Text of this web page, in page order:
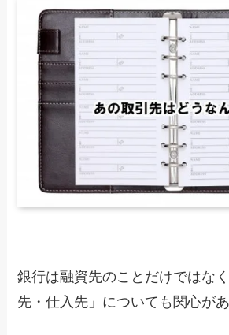
銀行は融資先のことだけではな
先・仕入先」についても関心があ